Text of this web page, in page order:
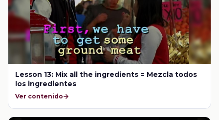
Lesson 13: Mix all the ingredients = Mezcla todos
los ingredientes
Ver contenido